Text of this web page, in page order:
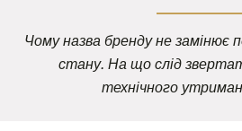
Чому назва бренду не замінює
стану. На що слід
технічного